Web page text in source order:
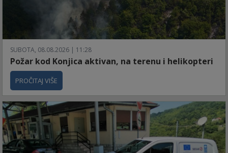
SUBOTA, 08.08.2026 | 11:28
Požar kod Konjica aktivan, na terenu i helikopteri
PROČITAJ VIŠE